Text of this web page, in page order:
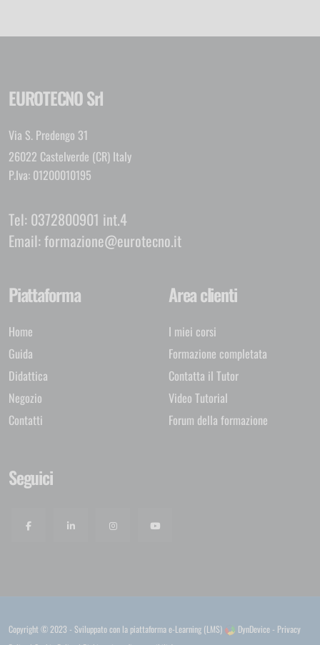
EUROTECNO Srl
Via S. Predengo 31
26022 Castelverde (CR) Italy
P.Iva: 01200010195
Tel: 0372800901 int.4
Email: formazione@eurotecno.it
Piattaforma
Home
Guida
Didattica
Negozio
Contatti
Area clienti
I miei corsi
Formazione completata
Contatta il Tutor
Video Tutorial
Forum della formazione
Seguici
Copyright © 2023 - Sviluppato con la piattaforma e-Learning (LMS) DynDevice - Privacy